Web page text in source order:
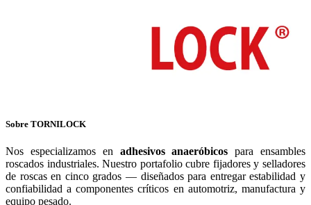
Sobre TORNILOCK
Nos especializamos en adhesivos anaeróbicos para ensambles
roscados industriales. Nuestro portafolio cubre fijadores y selladores
de roscas en cinco grados — diseñados para entregar estabilidad y
confiabilidad a componentes críticos en automotriz, manufactura y
equipo pesado.